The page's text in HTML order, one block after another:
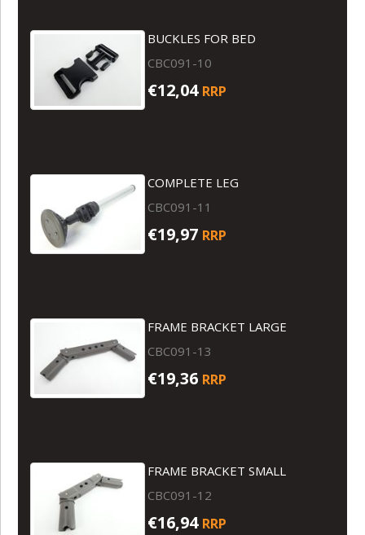
BUCKLES FOR BED
CBC091-10
€12,04 RRP
COMPLETE LEG
CBC091-11
€19,97 RRP
FRAME BRACKET LARGE
CBC091-13
€19,36 RRP
FRAME BRACKET SMALL
CBC091-12
€16,94 RRP